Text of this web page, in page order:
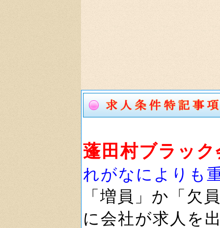
蓬田村ブラッ
れがなによりも
「増員」か「欠
に会社が求人を